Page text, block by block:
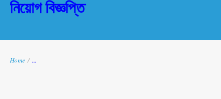
নিয়োগ বিজ্ঞপ্তি
Home / ...